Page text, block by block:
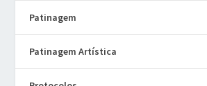
Patinagem
Patinagem Artística